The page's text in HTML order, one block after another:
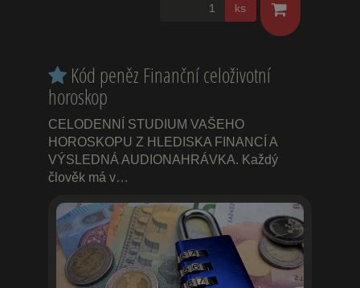
ks
Kód peněz Finanční celoživotní
horoskop
CELODENNÍ STUDIUM VAŠEHO
HOROSKOPU Z HLEDISKA FINANCÍ A
VÝSLEDNÁ AUDIONAHRÁVKA. Každý
člověk má v…